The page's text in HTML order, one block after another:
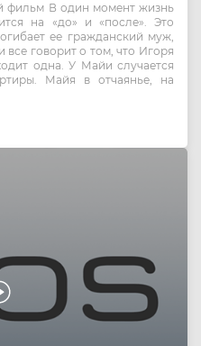
фильм В один момент жизнь
на «до» и «после». Это
ее гражданский муж,
все говорит о том, что Игоря
одна. У Майи случается
Майя в отчаянье, на